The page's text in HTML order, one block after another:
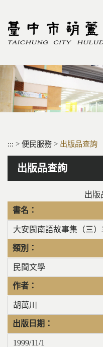
區
::: > 便民服務 > 出版品查詢
出版品查詢
出版
書名：
大安閩南語故事集（三）
類別：
民間文學
作者：
胡萬川
出版日期：
1999/11/1